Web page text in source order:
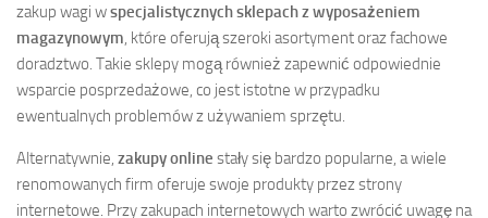
zakup wagi wspecjalistycznych sklepach z wyposażeniem
magazynowym, które oferują szeroki asortyment oraz fachowe
doradztwo. Takie sklepy mogą również zapewnić odpowiednie
wsparcie posprzedażowe, co jest istotne w przypadku
ewentualnych problemów z używaniem sprzętu.
Alternatywnie, zakupy online stały się bardzo popularne, a wiele
renomowanych firm oferuje swoje produkty przez strony
internetowe. Przy zakupach internetowych warto zwrócić uwagę na